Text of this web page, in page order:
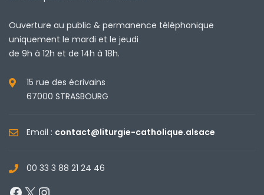
Ouverture au public & permanence téléphonique
uniquement le mardi et le jeudi
de 9h à 12h et de 14h à 18h.
15 rue des écrivains
67000 STRASBOURG
Email : contact@liturgie-catholique.alsace
00 33 3 88 21 24 46
Facebook
X